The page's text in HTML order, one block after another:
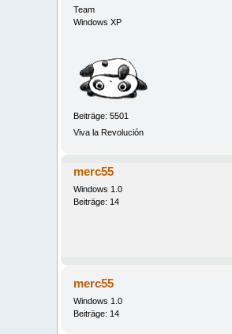
Team
Windows XP
Beiträge: 5501
Viva la Revolución
merc55
Windows 1.0
Beiträge: 14
merc55
Windows 1.0
Beiträge: 14